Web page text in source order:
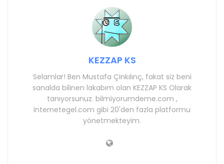
KEZZAP KS
Selamlar! Ben Mustafa Çinkılınç, fakat siz beni
sanalda bilinen lakabım olan KEZZAP KS Olarak
tanıyorsunuz. bilmiyorumdeme.com ,
internetegel.com gibi 20'den fazla platformu
yönetmekteyim.